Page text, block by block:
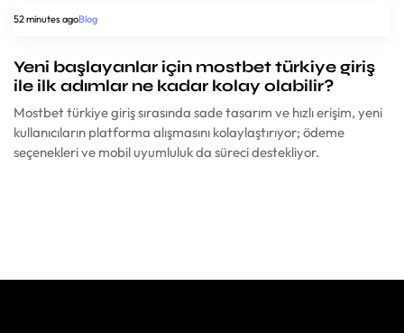
52 minutes agoBlog
Yeni başlayanlar için mostbet türkiye giriş
ile ilk adımlar ne kadar kolay olabilir?
Mostbet türkiye giriş sırasında sade tasarım ve hızlı erişim, yeni
kullanıcıların platforma alışmasını kolaylaştırıyor; ödeme
seçenekleri ve mobil uyumluluk da süreci destekliyor.